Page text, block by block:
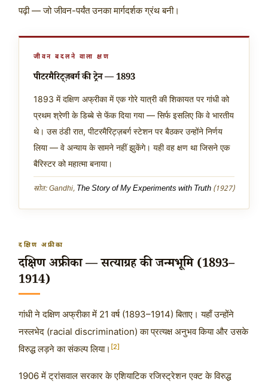
पढ़ी — जो जीवन-पर्यंत उनका मार्गदर्शक ग्रंथ बनी।
जीवन बदलने वाला क्षण
पीटरमैरिट्ज़बर्ग की ट्रेन — 1893
1893 में दक्षिण अफ्रीका में एक गोरे यात्री की शिकायत पर गांधी को
प्रथम श्रेणी के डिब्बे से फेंक दिया गया — सिर्फ इसलिए कि वे भारतीय
थे। उस ठंडी रात, पीटरमैरिट्ज़बर्ग स्टेशन पर बैठकर उन्होंने निर्णय
लिया — वे अन्याय के सामने नहीं झुकेंगे। यही वह क्षण था जिसने एक
बैरिस्टर को महात्मा बनाया।
स्रोत: Gandhi, The Story of My Experiments with Truth (1927)
दक्षिण अफ्रीका
दक्षिण अफ्रीका — सत्याग्रह की जन्मभूमि (1893–
1914)
गांधी ने दक्षिण अफ्रीका में 21 वर्ष (1893–1914) बिताए। यहाँ उन्होंने
नस्लभेद (racial discrimination) का प्रत्यक्ष अनुभव किया और उसके
विरुद्ध लड़ने का संकल्प लिया। [2]
1906 में ट्रांसवाल सरकार के एशियाटिक रजिस्ट्रेशन एक्ट के विरुद्ध